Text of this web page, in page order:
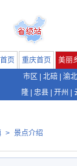
首页 重庆首页 美丽
市区
北碚 渝北
隆
忠县 开州
> 景点介绍